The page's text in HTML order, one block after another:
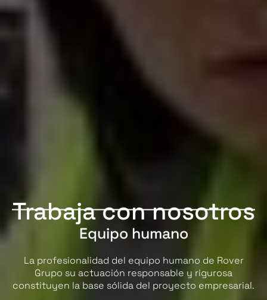
Trabaja con nosotros
Equipo humano
La profesionalidad del equipo humano de Rover
Grupo su actuación responsable y rigurosa
constituyen la base sólida del proyecto empresarial.